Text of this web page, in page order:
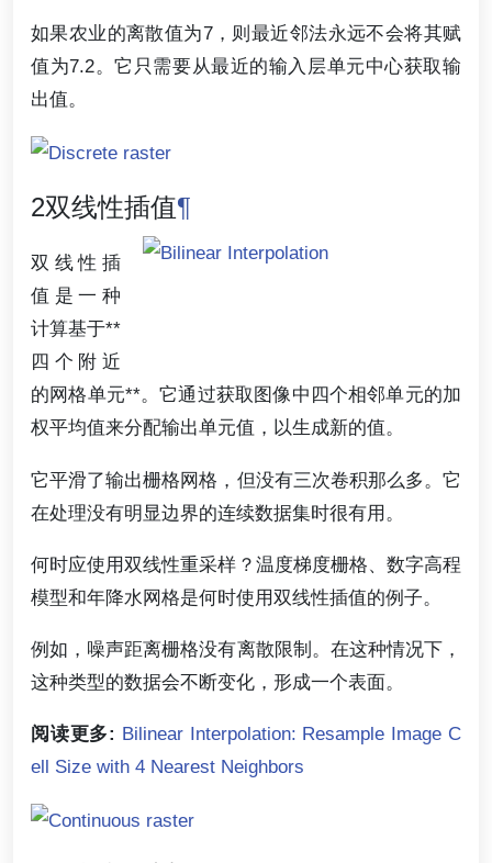
如果农业的离散值为7，则最近邻法永远不会将其赋
值为7.2。它只需要从最近的输入层单元中心获取输
出值。
2双线性插值¶
双线性插
值是一种
计算基于**
四个附近
的网格单元**。它通过获取图像中四个相邻单元的加
权平均值来分配输出单元值，以生成新的值。
它平滑了输出栅格网格，但没有三次卷积那么多。它
在处理没有明显边界的连续数据集时很有用。
何时应使用双线性重采样？温度梯度栅格、数字高程
模型和年降水网格是何时使用双线性插值的例子。
例如，噪声距离栅格没有离散限制。在这种情况下，
这种类型的数据会不断变化，形成一个表面。
阅读更多: Bilinear Interpolation: Resample Image C
ell Size with 4 Nearest Neighbors